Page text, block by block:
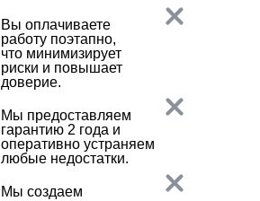
Вы оплачиваете
работу поэтапно,
что минимизирует
риски и повышает
доверие.
Мы предоставляем
гарантию 2 года и
оперативно устраняем
любые недостатки.
Мы создаем